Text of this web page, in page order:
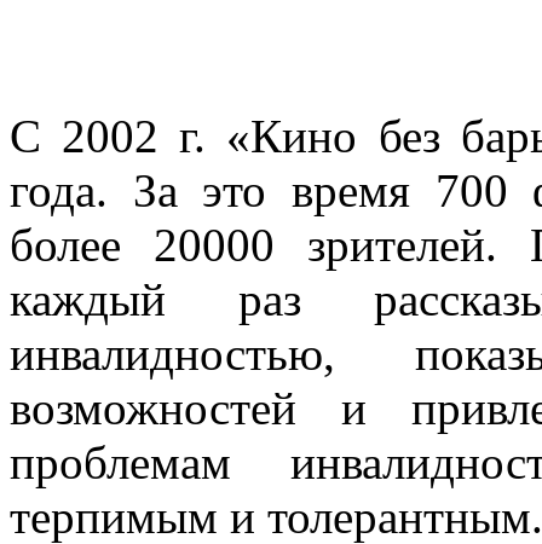
С 2002 г. «Кино без
года. За это время 700
более 20000
каждый раз
инвалидностью,
возможностей и
проблемам
терпимым и толерантным.